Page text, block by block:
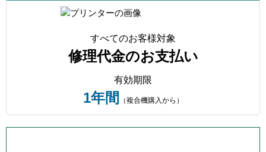
すべてのお客様対象
修理代金のお支払い
有効期限
1年間 （複合機購入から）